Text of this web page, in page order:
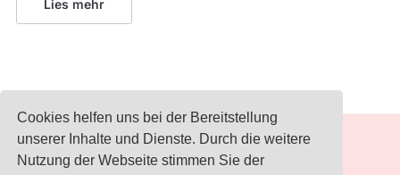
Cookies helfen uns bei der Bereitstellung
unserer Inhalte und Dienste. Durch die weitere
Nutzung der Webseite stimmen Sie der
Lies mehr
IMPRESSUM